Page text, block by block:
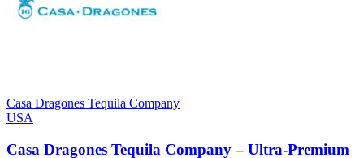
Casa Dragones Tequila Company
USA
Casa Dragones Tequila Company – Ultra‑Premium